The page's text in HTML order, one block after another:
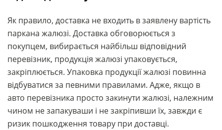
Як правило, доставка не входить в заявлену вартість
паркана жалюзі. Доставка обговорюється з
покупцем, вибирається найбільш відповідний
перевізник, продукція жалюзі упаковується,
закріплюється. Упаковка продукції жалюзі повинна
відбуватися за певними правилами. Адже, якщо в
авто перевізника просто закинути жалюзі, належним
чином не запакуваши і не закріпивши їх, завжди є
ризик пошкодження товару при доставці.